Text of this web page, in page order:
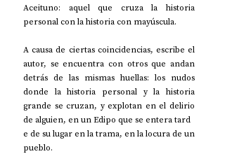
Aceituno: aquel que cruza la historia
personal con la historia con mayúscula.
A causa de ciertas coincidencias, escribe el
autor, se encuentra con otros que andan
detrás de las mismas huellas: los nudos
donde la historia personal y la historia
grande se cruzan, y explotan en el delirio
de alguien, en un Edipo que se entera tard
e de su lugar en la trama, en la locura de un
pueblo.